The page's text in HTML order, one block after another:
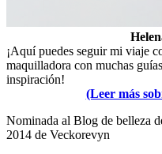
¡Aquí puedes seguir mi viaje
maquilladora con muchas
inspiración!
(Leer más
Nominada al Blog de belleza
2014 de Veckorevyn